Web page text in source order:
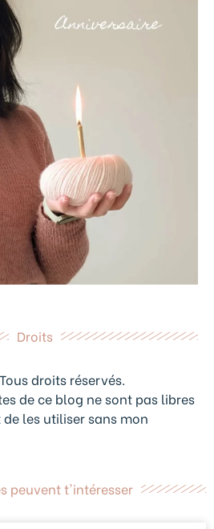
Droits
droits réservés.
de ce blog ne sont pas libres
les utiliser sans mon
peuvent t'intéresser